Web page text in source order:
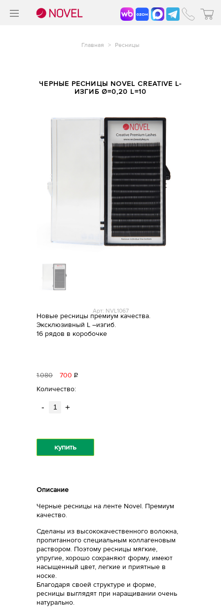
Главная > Ресницы
ЧЕРНЫЕ РЕСНИЦЫ NOVEL CREATIVE L-
ИЗГИБ Ø=0,20 L=10
Арт: NVL1067
Новые ресницы премиум качества.
Эксклюзивный L –изгиб.
16 рядов в коробочке
1080 700 Р
Количество:
- +
купить
Описание
Черные ресницы на ленте Novel. Премиум
качество.
Сделаны из высококачественного волокна,
пропитанного специальным коллагеновым
раствором. Поэтому ресницы мягкие,
упругие, хорошо сохраняют форму, имеют
насыщенный цвет, легкие и приятные в
носке.
Благодаря своей структуре и форме,
ресницы выглядят при наращивании очень
натурально.